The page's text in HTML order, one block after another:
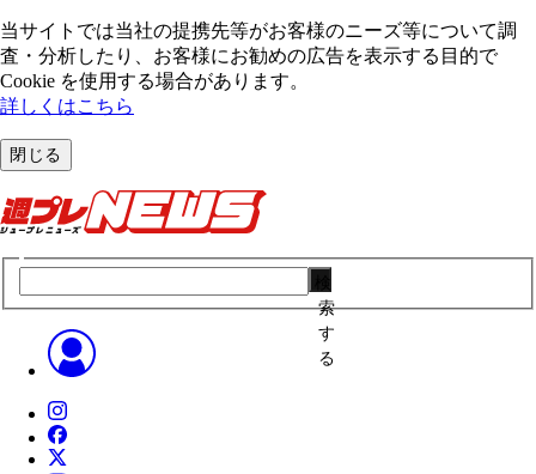
当サイトでは当社の提携先等がお客様のニーズ等について調
査・分析したり、お客様にお勧めの広告を表⽰する⽬的で
Cookie を使⽤する場合があります。
詳しくはこちら
閉じる
索
す
る